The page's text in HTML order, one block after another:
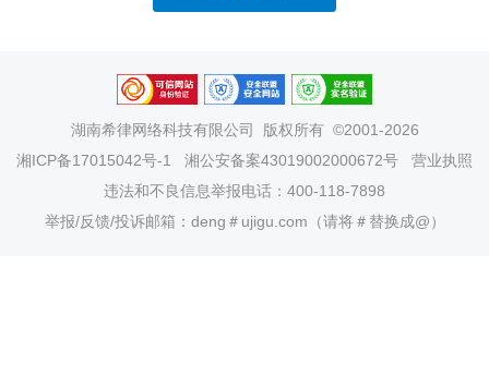
湖南希律网络科技有限公司
版权所有 ©2001-2026
湘ICP备17015042号-1
湘公安备案43019002000672号
营业执照
违法和不良信息举报电话：400-118-7898
举报/反馈/投诉邮箱：deng＃ujigu.com（请将＃替换成@）